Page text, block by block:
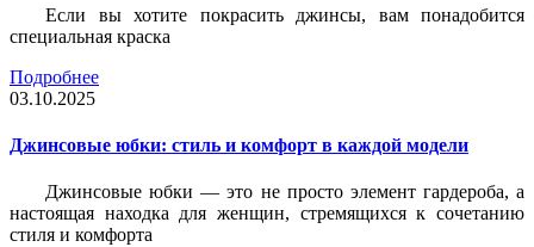
Если вы хотите покрасить джинсы, вам понадобится
специальная краска
Подробнее
03.10.2025
Джинсовые юбки: стиль и комфорт в каждой модели
Джинсовые юбки — это не просто элемент гардероба, а
настоящая находка для женщин, стремящихся к сочетанию
стиля и комфорта